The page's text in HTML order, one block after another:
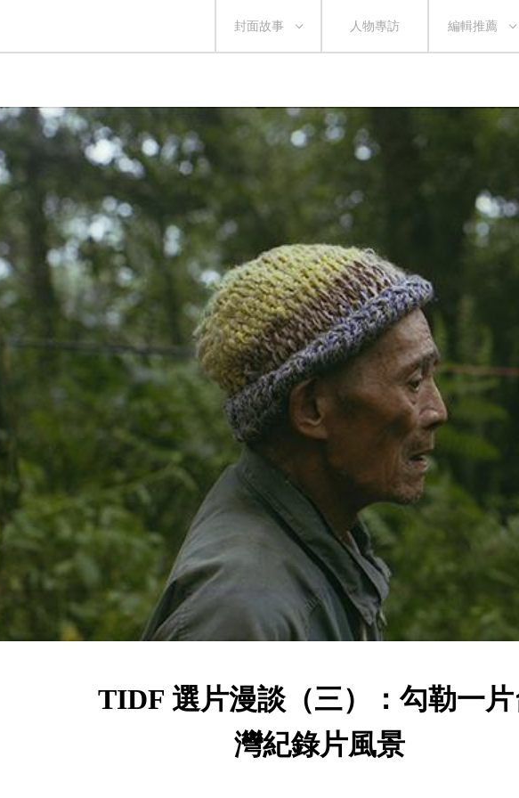
封面故事 人物專訪 編輯推薦
TIDF 選片漫談（三）：勾勒一
灣紀錄片風景